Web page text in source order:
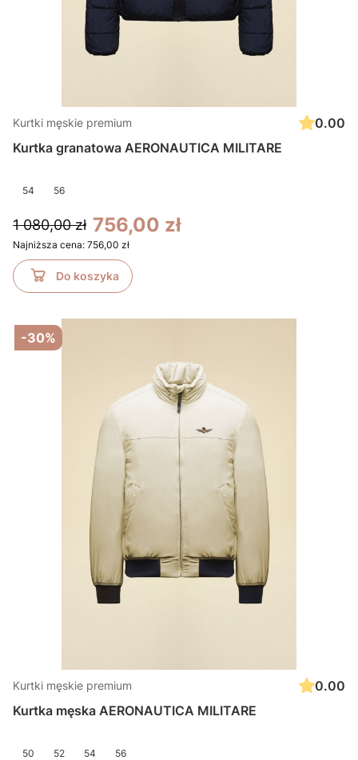
Kurtki męskie premium
0.00
Kurtka granatowa AERONAUTICA MILITARE
54 56
1 080,00 zł 756,00 zł
Najniższa cena: 756,00 zł
Do koszyka
-30%
Kurtki męskie premium
0.00
Kurtka męska AERONAUTICA MILITARE
50 52 54 56